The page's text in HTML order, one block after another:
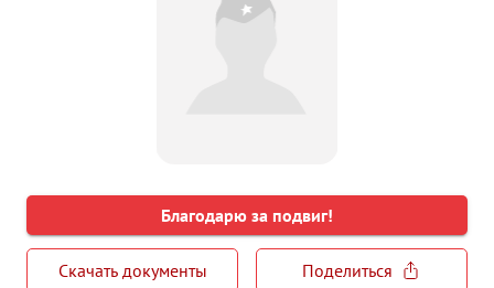
Благодарю за подвиг!
Скачать документы
Поделиться